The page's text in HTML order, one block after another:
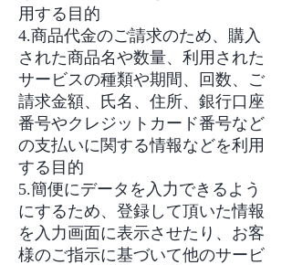
用する目的
4.商品代金のご請求のため、購入
された商品名や数量、利用された
サービスの種類や期間、回数、ご
請求金額、氏名、住所、銀行口座
番号やクレジットカード番号など
の支払いに関する情報などを利用
する目的
5.簡便にデータを入力できるよう
にするため、登録して頂いた情報
を入力画面に表示させたり、お客
様のご指示に基づいて他のサービ